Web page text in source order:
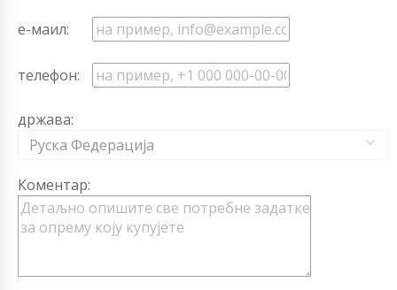
е-маил:
телефон:
држава:
Руска Федерација
Коментар: